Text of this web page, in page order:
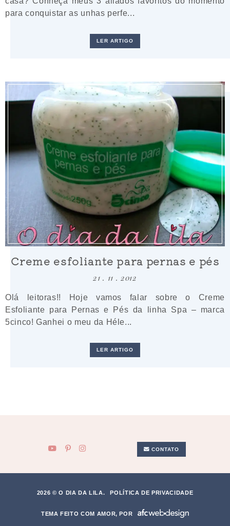
para conquistar as unhas perfe...
LER ARTIGO
Creme esfoliante para pernas e pés
21 . 11 . 2012
Olá leitoras!! Hoje vamos falar sobre o Creme
Esfoliante para Pernas e Pés da linha Spa – marca
5cinco! Ganhei o meu da Héle...
LER ARTIGO
CONTATO
2026 © O DIA DA LILA. POLÍTICA DE PRIVACIDADE
TEMA FEITO COM AMOR, POR